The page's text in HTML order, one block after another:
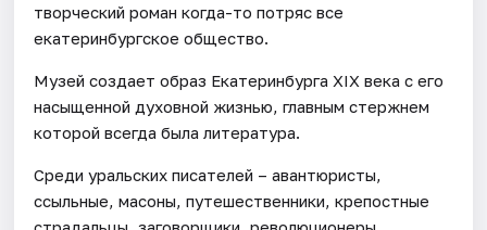
творческий роман когда-то потряс все
екатеринбургское общество.
Музей создает образ Екатеринбурга XIX века с его
насыщенной духовной жизнью, главным стержнем
которой всегда была литература.
Среди уральских писателей – авантюристы,
ссыльные, масоны, путешественники, крепостные